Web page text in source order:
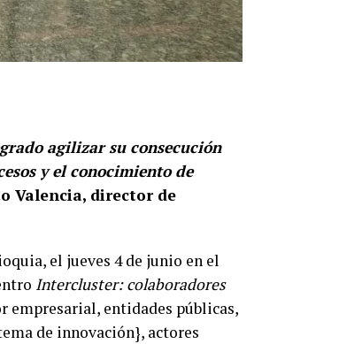
agilizar su consecución
y el conocimiento de
Valencia, director de
el jueves 4 de junio en el
Intercluster: colaboradores
empresarial, entidades públicas,
de innovación}, actores